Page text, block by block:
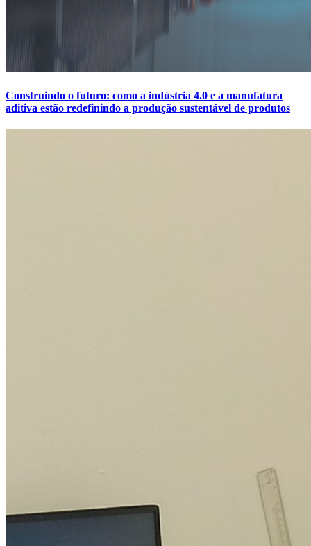
Construindo o futuro: como a indústria 4.0 e a manufatura
aditiva estão redefinindo a produção sustentável de produtos